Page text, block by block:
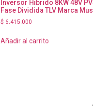
Inversor Hibrido 8KW 48V
Fase Dividida TLV Marca
$ 6.415.000
Añadir al carrito